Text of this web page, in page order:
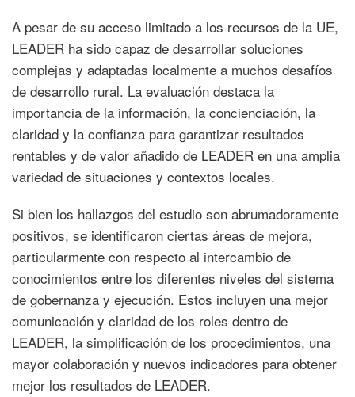
A pesar de su acceso limitado a los recursos de la UE,
LEADER ha sido capaz de desarrollar soluciones
complejas y adaptadas localmente a muchos desafíos
de desarrollo rural. La evaluación destaca la
importancia de la información, la concienciación, la
claridad y la confianza para garantizar resultados
rentables y de valor añadido de LEADER en una amplia
variedad de situaciones y contextos locales.
Si bien los hallazgos del estudio son abrumadoramente
positivos, se identificaron ciertas áreas de mejora,
particularmente con respecto al intercambio de
conocimientos entre los diferentes niveles del sistema
de gobernanza y ejecución. Estos incluyen una mejor
comunicación y claridad de los roles dentro de
LEADER, la simplificación de los procedimientos, una
mayor colaboración y nuevos indicadores para obtener
mejor los resultados de LEADER.